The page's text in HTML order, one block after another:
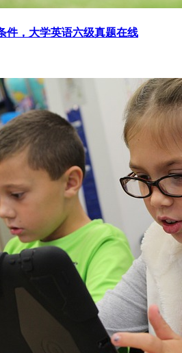
件，大学英语六级真题在线